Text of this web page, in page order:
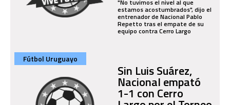
"No tuvimos el nivel al que
estamos acostumbrados", dijo el
entrenador de Nacional Pablo
Repetto tras el empate de su
equipo contra Cerro Largo
Fútbol Uruguayo
Sin Luis Suárez,
Nacional empató
1-1 con Cerro